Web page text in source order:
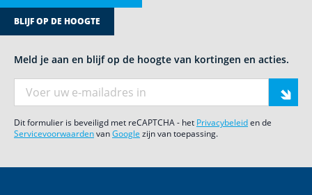
BLIJF OP DE HOOGTE
Meld je aan en blijf op de hoogte van kortingen en acties.
Dit formulier is beveiligd met reCAPTCHA - het Privacybeleiden de
ServicevoorwaardenvanGoogle zijn van toepassing.